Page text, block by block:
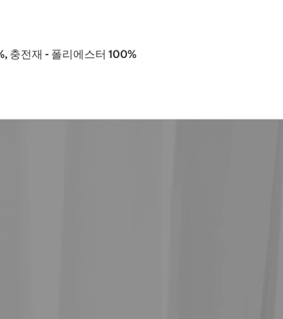
충전재 - 폴리에스터 100%